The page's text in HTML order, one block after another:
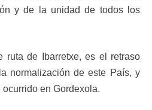
y de la unidad de todos los
ruta de Ibarretxe, es el retraso
normalización de este País, y
en Gordexola.